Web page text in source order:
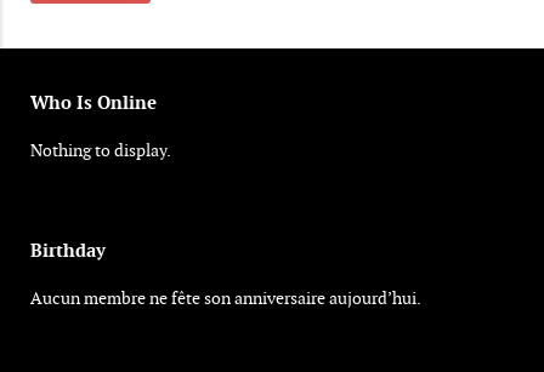
Who Is Online
Nothing to display.
Birthday
Aucun membre ne fête son anniversaire aujourd’hui.